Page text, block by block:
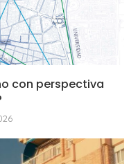
con perspectiva